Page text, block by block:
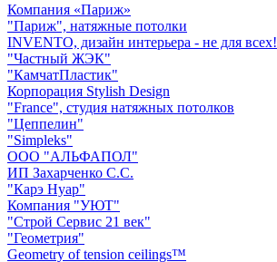
Компания «Париж»
"Париж", натяжные потолки
INVENTO, дизайн интерьера - не для всех!
"Частный ЖЭК"
"КамчатПластик"
Корпорация Stylish Design
"France", студия натяжных потолков
"Цеппелин"
"Simpleks"
ООО "АЛЬФАПОЛ"
ИП Захарченко С.С.
"Карэ Нуар"
Компания "УЮТ"
"Строй Сервис 21 век"
"Геометрия"
Geometry of tension ceilings™